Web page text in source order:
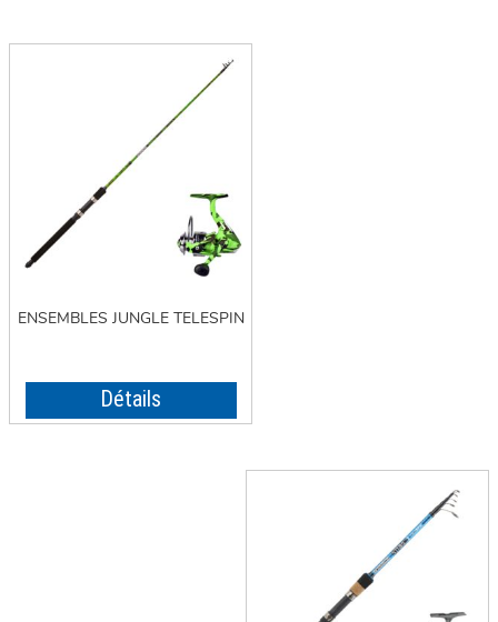
ENSEMBLES JUNGLE TELESPIN
Détails